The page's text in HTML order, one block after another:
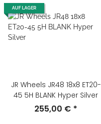
AUF LAGER
JR Wheels JR48 18x8 ET20-
45 5H BLANK Hyper Silver
255,00 € *